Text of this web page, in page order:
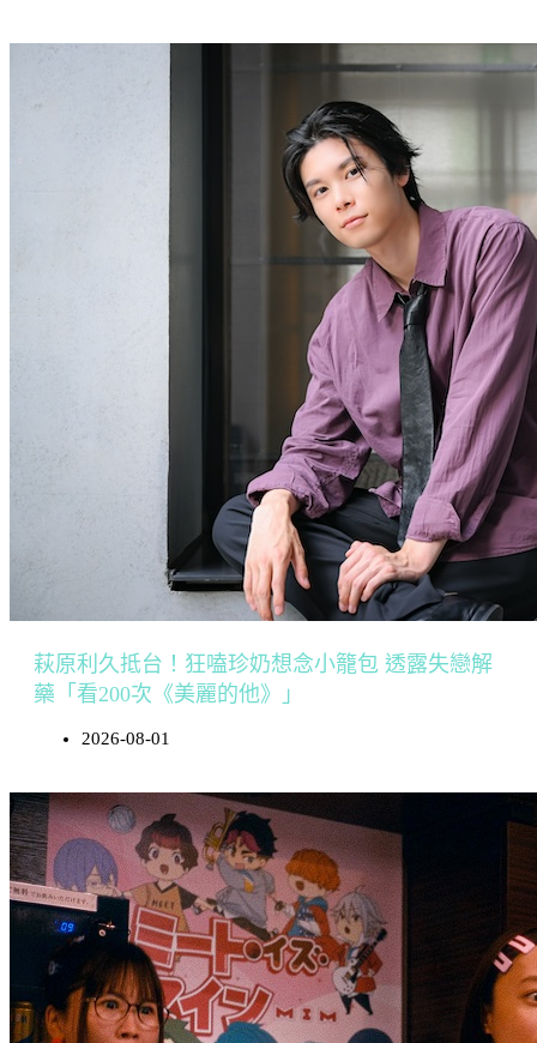
萩原利久抵台！狂嗑珍奶想念小籠包 透露失戀解
藥「看200次《美麗的他》」
2026-08-01